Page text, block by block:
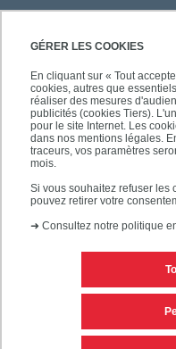
GÉRER LES COOKIES
En cliquant sur « Tout
cookies, autres que
réaliser des mesures
publicités (cookies Tiers).
pour le site Internet. Les
dans nos mentions légales.
traceurs, vos paramètres
mois.
Si vous souhaitez refuser les
pouvez retirer votre
➜ Consultez notre politique
Personnaliser les